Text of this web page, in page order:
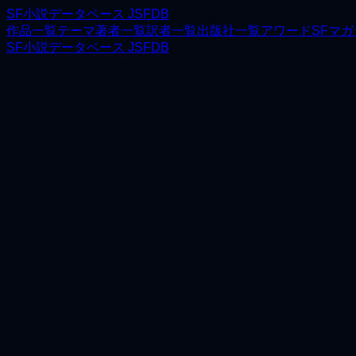
SF小説データベース JSFDB
作品一覧テーマ著者一覧訳者一覧出版社一覧アワードSFマガ
SF小説データベース JSFDB